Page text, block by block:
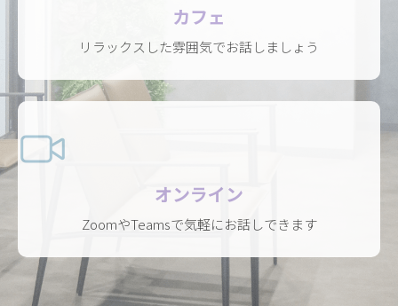
カフェ
リラックスした雰囲気でお話しましょう
オンライン
ZoomやTeamsで気軽にお話しできます